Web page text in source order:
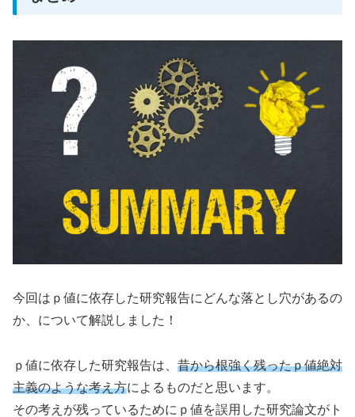
今回はｐ値に依存した研究報告にどんな落とし穴があるの
か、について解説しました！
ｐ値に依存した研究報告は、 昔から根強く残ったｐ値絶対
主義のような考え方によるものだと思います。
その考えが残っているためにｐ値を誤用した研究論文がト